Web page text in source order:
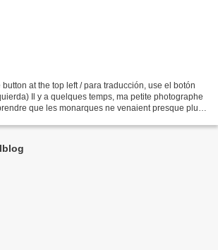
at the top left / para traducción, use el botón
Il y a quelques temps, ma petite photographe
que les monarques ne venaient presque plus